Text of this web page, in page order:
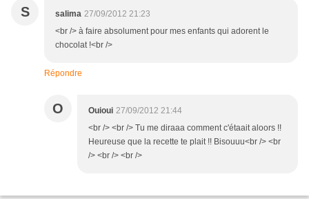
S salima 27/09/2012 21:23
<br /> à faire absolument pour mes enfants qui adorent le
chocolat !<br />
Répondre
O Ouioui 27/09/2012 21:44
<br /> <br /> Tu me diraaa comment c'étaait aloors !!
Heureuse que la recette te plait !! Bisouuu<br /> <br
/> <br /> <br />